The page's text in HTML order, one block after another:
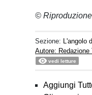
©
Sezione: L'angolo
Autore:
vedi letture
Aggiungi